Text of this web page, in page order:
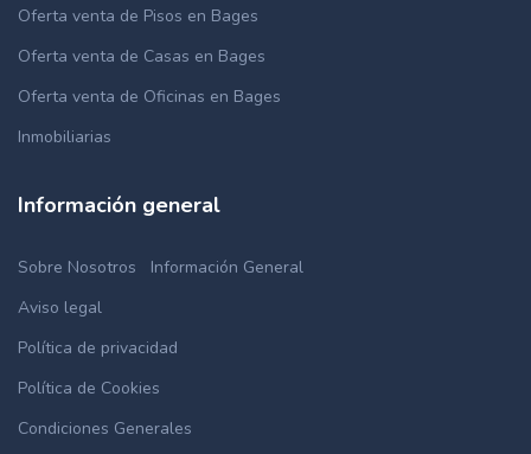
Oferta venta de Pisos en Bages
Oferta venta de Casas en Bages
Oferta venta de Oficinas en Bages
Inmobiliarias
Información general
Sobre Nosotros
Información General
Aviso legal
Política de privacidad
Política de Cookies
Condiciones Generales